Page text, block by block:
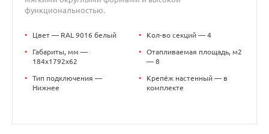
функциональностью.
• Цвет — RAL 9016 белый
•
Габариты, мм —
184x1792x62
•
Тип подключения —
Нижнее
• Кол-во секций — 4
•
Отапливаемая площадь, м2
— 8
•
Крепёж настенный — в
комплекте